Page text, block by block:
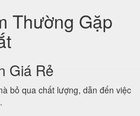
Thường Gặp
Giá Rẻ
bỏ qua chất lượng, dẫn đến việc